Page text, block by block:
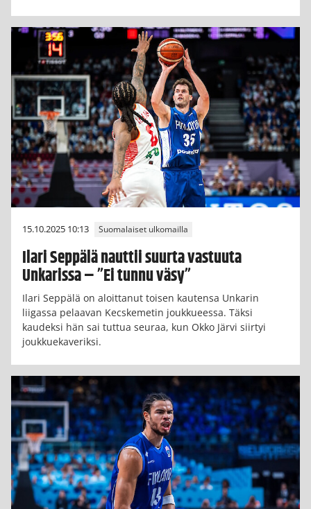
15.10.2025 10:13 Suomalaiset ulkomailla
Ilari Seppälä nauttii suurta vastuuta
Unkarissa – ”Ei tunnu väsy”
Ilari Seppälä on aloittanut toisen kautensa Unkarin
liigassa pelaavan Kecskemetin joukkueessa. Täksi
kaudeksi hän sai tuttua seuraa, kun Okko Järvi siirtyi
joukkuekaveriksi.